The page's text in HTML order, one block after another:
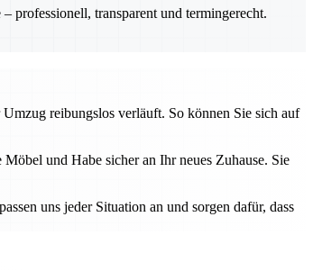
professionell, transparent und termingerecht.
reibungslos verläuft. So können Sie sich auf
und Habe sicher an Ihr neues Zuhause. Sie
uns jeder Situation an und sorgen dafür, dass